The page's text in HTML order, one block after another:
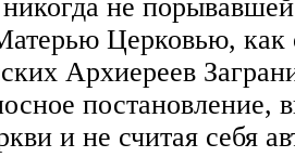
не
Церковью, как
Архиереев
и не считая себя